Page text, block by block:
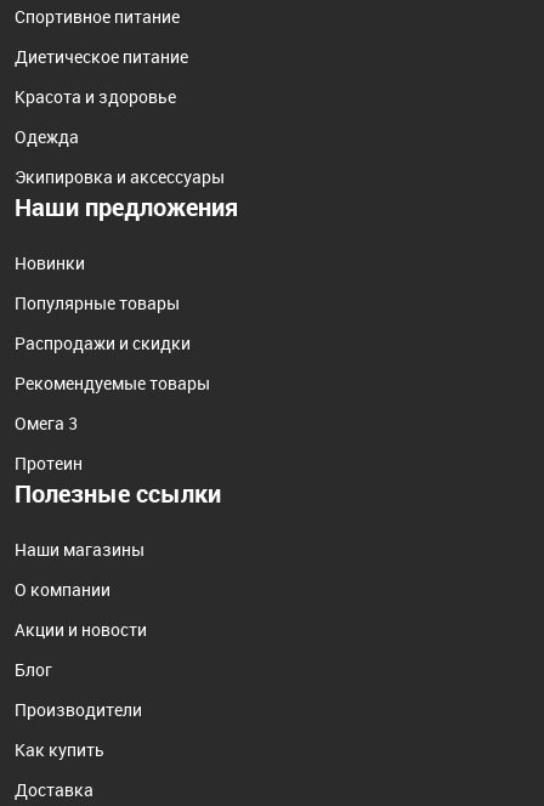
Спортивное питание
Диетическое питание
Красота и здоровье
Одежда
Экипировка и аксессуары
Наши предложения
Новинки
Популярные товары
Распродажи и скидки
Рекомендуемые товары
Омега 3
Протеин
Полезные ссылки
Наши магазины
О компании
Акции и новости
Блог
Производители
Как купить
Доставка